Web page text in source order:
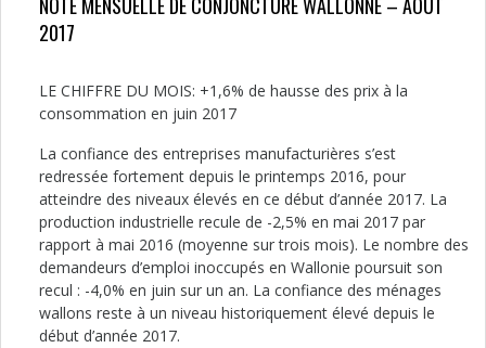
NOTE MENSUELLE DE CONJONCTURE WALLONNE – AOÛT
2017
LE CHIFFRE DU MOIS: +1,6% de hausse des prix à la
consommation en juin 2017
La confiance des entreprises manufacturières s’est
redressée fortement depuis le printemps 2016, pour
atteindre des niveaux élevés en ce début d’année 2017. La
production industrielle recule de -2,5% en mai 2017 par
rapport à mai 2016 (moyenne sur trois mois). Le nombre des
demandeurs d’emploi inoccupés en Wallonie poursuit son
recul : -4,0% en juin sur un an. La confiance des ménages
wallons reste à un niveau historiquement élevé depuis le
début d’année 2017.